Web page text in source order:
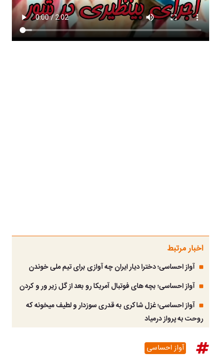
اخبار مرتبط
آواز احساسی؛ دخترا دیار ایران چه آوازی برای تیم ملی خوندن
آواز احساسی؛ بچه های فوتبال آمریکا رو بعد از گل زیر ور و کردن
آواز احساسی؛ غزل شاکری به قدری سوزدار و لطیف میخونه که
روحت به پرواز درمیاد
آواز احساسی